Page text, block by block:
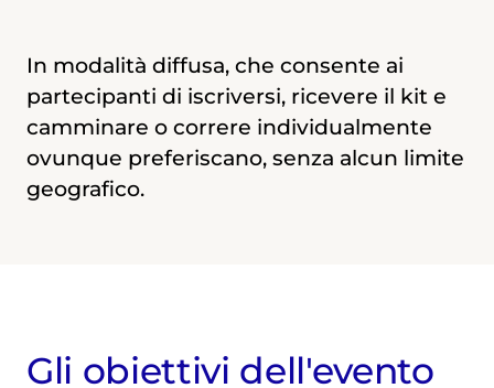
In modalità diffusa, che consente ai
partecipanti di iscriversi, ricevere il kit e
camminare o correre individualmente
ovunque preferiscano, senza alcun limite
geografico.
Gli obiettivi dell'evento